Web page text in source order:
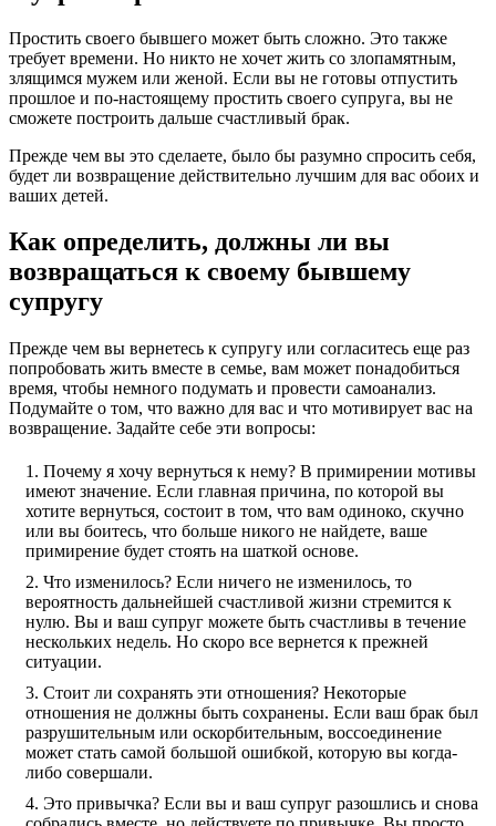
Простить своего бывшего может быть сложно. Это также
требует времени. Но никто не хочет жить со злопамятным,
злящимся мужем или женой. Если вы не готовы отпустить
прошлое и по-настоящему простить своего супруга, вы не
сможете построить дальше счастливый брак.
Прежде чем вы это сделаете, было бы разумно спросить себя,
будет ли возвращение действительно лучшим для вас обоих и
ваших детей.
Как определить, должны ли вы
возвращаться к своему бывшему
супругу
Прежде чем вы вернетесь к супругу или согласитесь еще раз
попробовать жить вместе в семье, вам может понадобиться
время, чтобы немного подумать и провести самоанализ.
Подумайте о том, что важно для вас и что мотивирует вас на
возвращение. Задайте себе эти вопросы:
Почему я хочу вернуться к нему? В примирении мотивы
имеют значение. Если главная причина, по которой вы
хотите вернуться, состоит в том, что вам одиноко, скучно
или вы боитесь, что больше никого не найдете, ваше
примирение будет стоять на шаткой основе.
Что изменилось? Если ничего не изменилось, то
вероятность дальнейшей счастливой жизни стремится к
нулю. Вы и ваш супруг можете быть счастливы в течение
нескольких недель. Но скоро все вернется к прежней
ситуации.
Стоит ли сохранять эти отношения? Некоторые
отношения не должны быть сохранены. Если ваш брак был
разрушительным или оскорбительным, воссоединение
может стать самой большой ошибкой, которую вы когда-
либо совершали.
Это привычка? Если вы и ваш супруг разошлись и снова